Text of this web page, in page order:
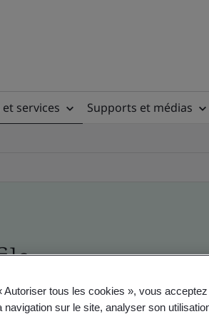
services Supports et médias
- Validation and
Autoriser tous les cookies », vous
navigation sur le site, analyser son